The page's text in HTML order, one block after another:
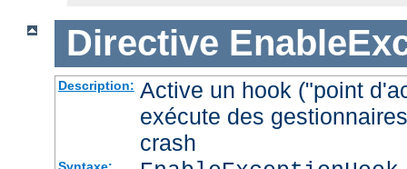
Directive
Description: Active un hook ("point
exécute des
crash